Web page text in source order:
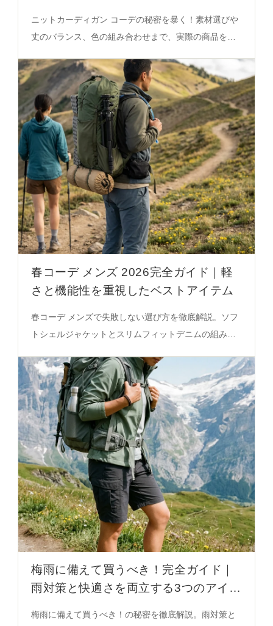
ニットカーディガン コーデの秘密を暴く！素材選びや
丈のバランス、色の組み合わせまで、実際の商品をも
春コーデ メンズ 2026完全ガイド｜軽
さと機能性を重視したベストアイテム
春コーデ メンズで失敗しない選び方を徹底解説。ソフ
トシェルジャケットとスリムフィットデニムの組み合
イド。
梅雨に備えて買うべき！完全ガイド｜
雨対策と快適さを両立する3つのアイテ
梅雨に備えて買うべき！の秘密を徹底解説。雨対策と